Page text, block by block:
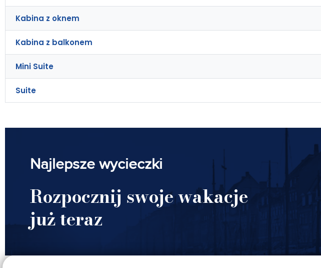
Kabina z oknem
Kabina z balkonem
Mini Suite
Suite
Najlepsze wycieczki
Rozpocznij swoje wakacje
już teraz